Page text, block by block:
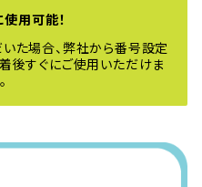
使用可能！
た場合、弊社から番号設定
後すぐにご使用いただけま